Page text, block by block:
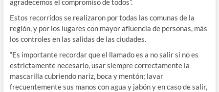
agradecemos el compromiso de todos”.
Estos recorridos se realizaron por todas las comunas de la
región, y por los lugares con mayor afluencia de personas, más
los controles en las salidas de las ciudades.
“Es importante recordar que el llamado es a no salir si no es
estrictamente necesario, usar siempre correctamente la
mascarilla cubriendo nariz, boca y mentón; lavar
frecuentemente sus manos con agua y jabón y en caso de salir,